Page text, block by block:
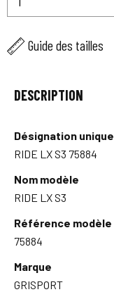
Guide des tailles
DESCRIPTION
Désignation unique
RIDE LX S3 75884
Nom modèle
RIDE LX S3
Référence modèle
75884
Marque
GRISPORT